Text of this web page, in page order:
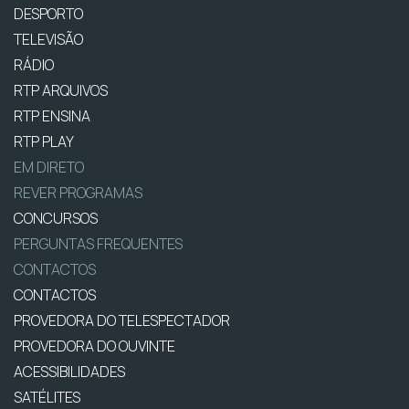
DESPORTO
TELEVISÃO
RÁDIO
RTP ARQUIVOS
RTP ENSINA
RTP PLAY
EM DIRETO
REVER PROGRAMAS
CONCURSOS
PERGUNTAS FREQUENTES
CONTACTOS
CONTACTOS
PROVEDORA DO TELESPECTADOR
PROVEDORA DO OUVINTE
ACESSIBILIDADES
SATÉLITES